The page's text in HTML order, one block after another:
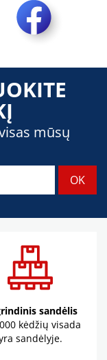
mūsų
sandėlis
kėdžių visada
sandėlyje.